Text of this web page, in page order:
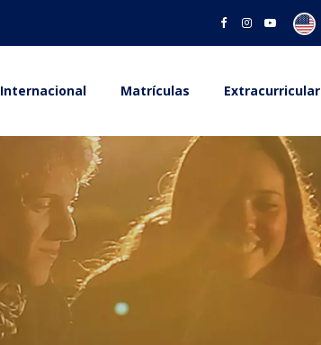
Internacional Matrículas Extracurricular